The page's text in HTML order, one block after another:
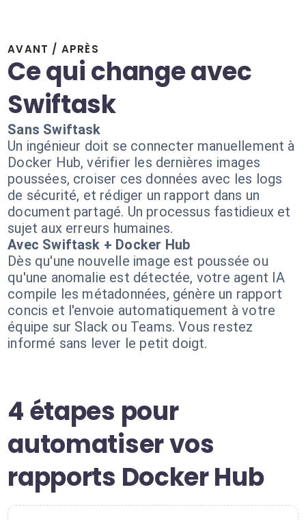
AVANT / APRÈS
Ce qui change avec
Swiftask
Sans Swiftask
Un ingénieur doit se connecter manuellement à
Docker Hub, vérifier les dernières images
poussées, croiser ces données avec les logs
de sécurité, et rédiger un rapport dans un
document partagé. Un processus fastidieux et
sujet aux erreurs humaines.
Avec Swiftask + Docker Hub
Dès qu'une nouvelle image est poussée ou
qu'une anomalie est détectée, votre agent IA
compile les métadonnées, génère un rapport
concis et l'envoie automatiquement à votre
équipe sur Slack ou Teams. Vous restez
informé sans lever le petit doigt.
4 étapes pour
automatiser vos
rapports Docker Hub